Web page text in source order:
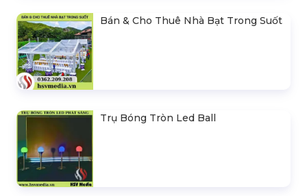
Bán & Cho Thuê Nhà Bạt Trong Suốt
Trụ Bóng Tròn Led Ball